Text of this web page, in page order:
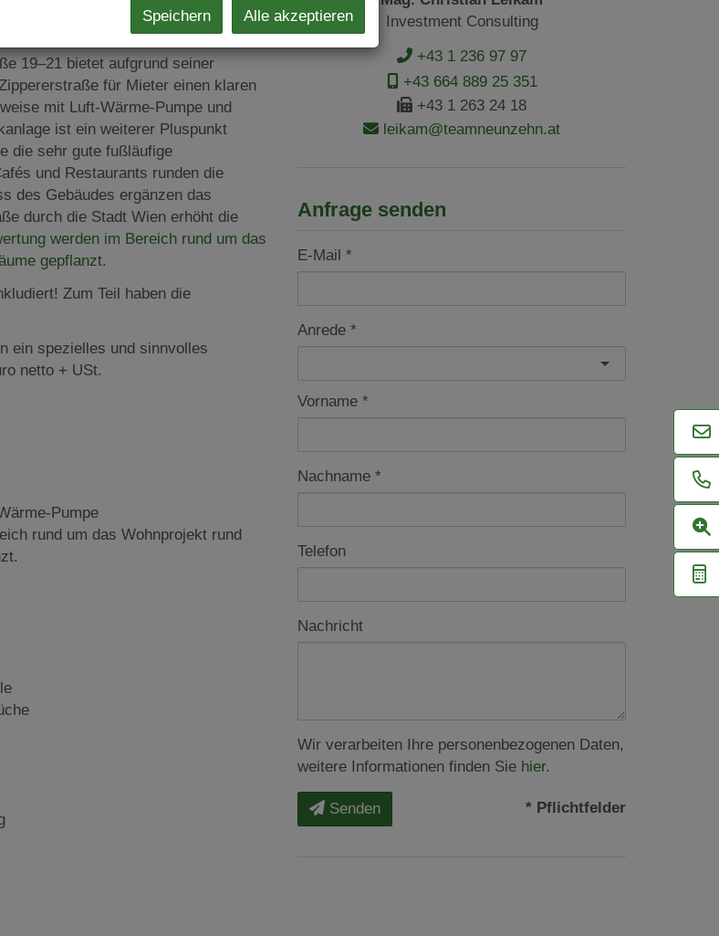
hochwertig ausgestattet.
19–21 bietet aufgrund seiner
für Mieter einen klaren
mit Luft-Wärme-Pumpe und
ist ein weiterer Pluspunkt
die sehr gute fußläufige
und Restaurants runden die
des Gebäudes ergänzen das
durch die Stadt Wien erhöht die
werden im Bereich rund um das
gepflanzt.
Zum Teil haben die
ein spezielles und sinnvolles
netto + USt.
Pumpe
rund um das Wohnprojekt rund
Investment Consulting
+43 1 236 97 97
+43 664 889 25 351
+43 1 263 24 18
leikam@teamneunzehn.at
Anfrage senden
E-Mail
Anrede
Vorname
Nachname
Telefon
Nachricht
Wir verarbeiten Ihre personenbezogenen Daten,
weitere Informationen finden Sie hier.
Senden * Pflichtfelder
Speichern Alle akzeptieren